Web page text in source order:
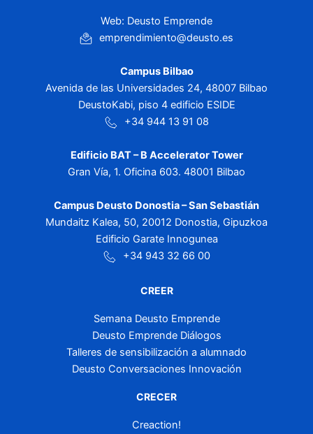
Web: Deusto Emprende
emprendimiento@deusto.es
Campus Bilbao
Avenida de las Universidades 24, 48007 Bilbao
DeustoKabi, piso 4 edificio ESIDE
+34 944 13 91 08
Edificio BAT – B Accelerator Tower
Gran Vía, 1. Oficina 603. 48001 Bilbao
Campus Deusto Donostia – San Sebastián
Mundaitz Kalea, 50, 20012 Donostia, Gipuzkoa
Edificio Garate Innogunea
+34 943 32 66 00
CREER
Semana Deusto Emprende
Deusto Emprende Diálogos
Talleres de sensibilización a alumnado
Deusto Conversaciones Innovación
CRECER
Creaction!